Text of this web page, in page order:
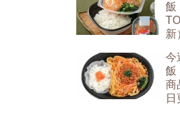
飯
新
今
飯
商
日